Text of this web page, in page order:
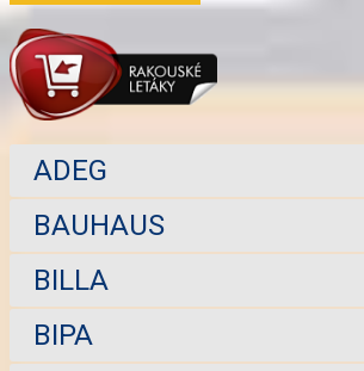
ADEG
BAUHAUS
BILLA
BIPA